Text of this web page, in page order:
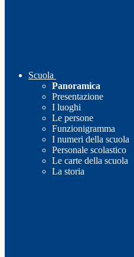
Scuola
Panoramica
Presentazione
I luoghi
Le persone
Funzionigramma
I numeri della scuola
Personale scolastico
Le carte della scuola
La storia